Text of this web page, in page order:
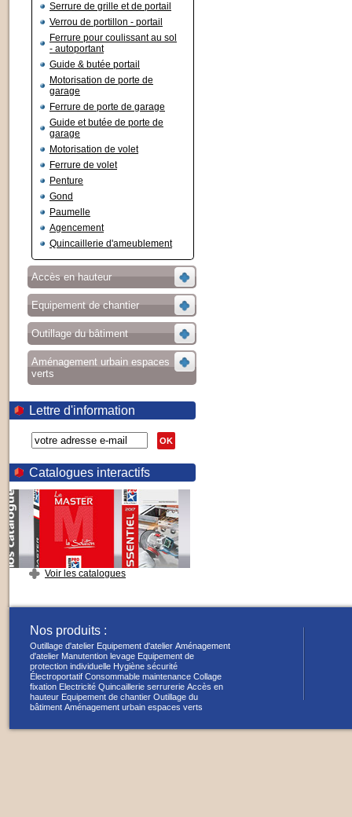
Serrure de grille et de portail
Verrou de portillon - portail
Ferrure pour coulissant au sol
- autoportant
Guide & butée portail
Motorisation de porte de
garage
Ferrure de porte de garage
Guide et butée de porte de
garage
Motorisation de volet
Ferrure de volet
Penture
Gond
Paumelle
Agencement
Quincaillerie d'ameublement
Accès en hauteur
Equipement de chantier
Outillage du bâtiment
Aménagement urbain espaces
verts
Lettre d'information
OK
Catalogues interactifs
Voir les catalogues
Nos produits :
Outillage d'atelier Equipement d'atelier Aménagement
d'atelier Manutention levage Equipement de
protection individuelle Hygiène sécurité
Électroportatif Consommable maintenance Collage
fixation Electricité Quincaillerie serrurerie Accès en
hauteur Equipement de chantier Outillage du
bâtiment Aménagement urbain espaces verts